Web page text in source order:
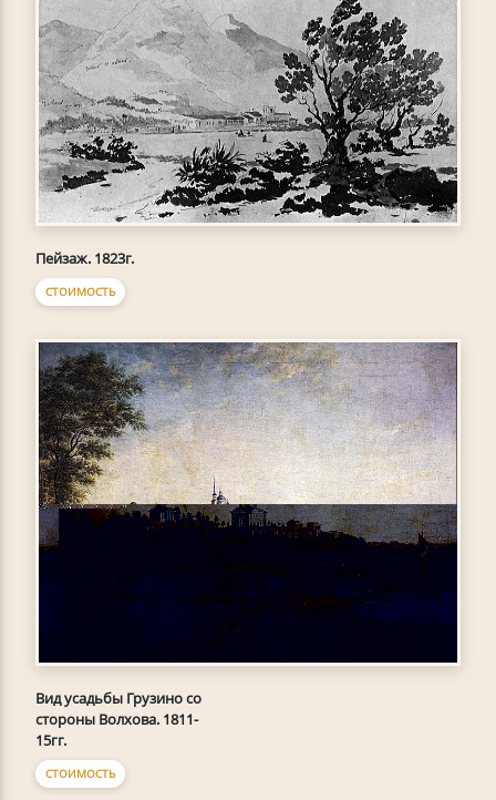
Пейзаж. 1823г.
СТОИМОСТЬ
Вид усадьбы Грузино со
стороны Волхова. 1811-
15гг.
СТОИМОСТЬ